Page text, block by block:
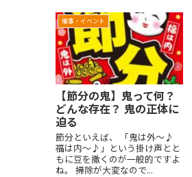
催事・イベント
【節分の鬼】鬼って何？
どんな存在？ 鬼の正体に
迫る
節分といえば、 「鬼は外～♪
福は内～♪」という掛け声とと
もに豆を撒くのが一般的ですよ
ね。 掃除が大変なので...